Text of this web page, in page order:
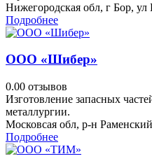
Нижегородская обл, г Бор, ул
Подробнее
ООО «Шибер»
0.00 отзывов
Изготовление запасных
металлургии.
Московсая обл, р-н
Подробнее